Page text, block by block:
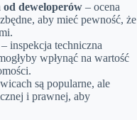
deweloperów – ocena
aby mieć pewność, że
– inspekcja techniczna
wpłynąć na wartość
są popularne, ale
i prawnej, aby